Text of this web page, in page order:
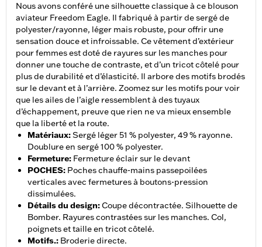
Nous avons conféré une silhouette classique à ce blouson
aviateur Freedom Eagle. Il fabriqué à partir de sergé de
polyester/rayonne, léger mais robuste, pour offrir une
sensation douce et infroissable. Ce vêtement d’extérieur
pour femmes est doté de rayures sur les manches pour
donner une touche de contraste, et d’un tricot côtelé pour
plus de durabilité et d’élasticité. Il arbore des motifs brodés
sur le devant et à l’arrière. Zoomez sur les motifs pour voir
que les ailes de l’aigle ressemblent à des tuyaux
d’échappement, preuve que rien ne va mieux ensemble
que la liberté et la route.
Matériaux:Sergé léger 51 % polyester, 49 % rayonne.
Doublure en sergé 100 % polyester.
Fermeture: Fermeture éclair sur le devant
POCHES: Poches chauffe-mains passepoilées
verticales avec fermetures à boutons-pression
dissimulées.
Détails du design:Coupe décontractée. Silhouette de
Bomber. Rayures contrastées sur les manches. Col,
poignets et taille en tricot côtelé.
Motifs.: Broderie directe.